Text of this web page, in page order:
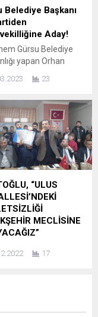
hatırlata yıllar
geçirmesini
olmaktan
Ancak belediye
asılan bu dijital
“dostlar
Belediye Başkanı
Aday!
Gürsu Belediye
yapan Orhan
aday adaylığı
“Kutlu Dava,
Türkiye
İl Seçim İşleri
Engin
Bey’e verdiğimiz
dilekçemizle Ak
adayı olarak yola
bulunuyoruz. Tüm
huzur, barış, ve
odaklı bir...
23
“ULUS
MECLİSİNE
Mesut
17